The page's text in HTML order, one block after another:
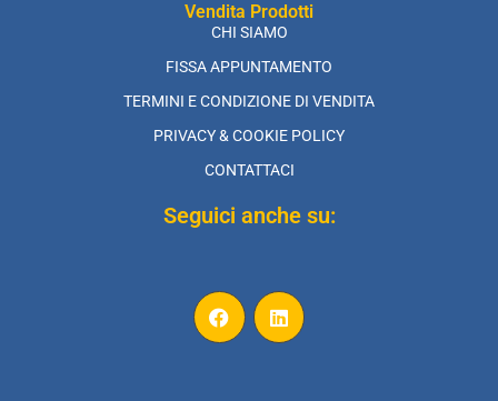
Vendita Prodotti
CHI SIAMO
FISSA APPUNTAMENTO
TERMINI E CONDIZIONE DI VENDITA
PRIVACY & COOKIE POLICY
CONTATTACI
Seguici anche su: